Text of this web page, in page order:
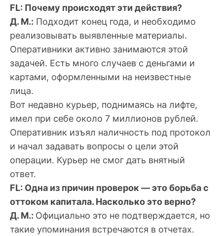
FL: Почему происходят эти действия?
Д. М.: Подходит конец года, и необходимо
реализовывать выявленные материалы.
Оперативники активно занимаются этой
задачей. Есть много случаев с деньгами и
картами, оформленными на неизвестные
лица.
Вот недавно курьер, поднимаясь на лифте,
имел при себе около 7 миллионов рублей.
Оперативник изъял наличность под протокол
и начал задавать вопросы о цели этой
операции. Курьер не смог дать внятный
ответ.
FL: Одна из причин проверок — это борьба с
оттоком капитала. Насколько это верно?
Д. М.: Официально это не подтверждается, но
такие упоминания встречаются в отчетах.